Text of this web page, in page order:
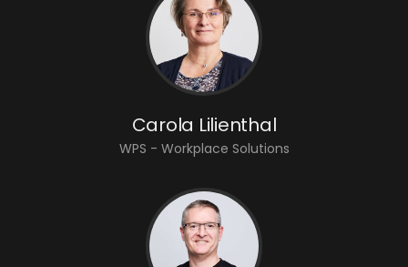
Carola Lilienthal
WPS - Workplace Solutions